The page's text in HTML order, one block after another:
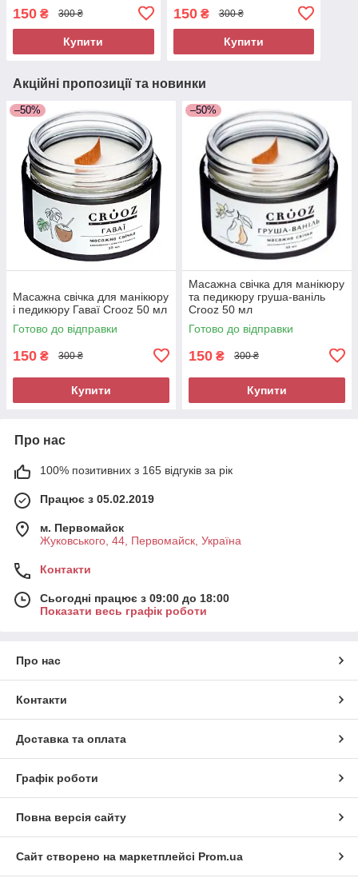
150 ₴ 300 ₴
Купити
150₴ 300 ₴
Купити
Акційні пропозиції та новинки
–50%
Масажна свічка для манікюру
і педикюру Гаваї Crooz 50 мл
Готово до відправки
150 ₴ 300 ₴
Купити
–50%
Масажна свічка для манікюру
та педикюру груша-ваніль
Crooz 50 мл
Готово до відправки
150 ₴ 300 ₴
Купити
Про нас
100% позитивних з 165 відгуків за рік
Працює з 05.02.2019
м. Первомайск
Жуковського, 44, Первомайск, Україна
Контакти
Сьогодні працює з 09:00 до 18:00
Показати весь графік роботи
Про нас
Контакти
Доставка та оплата
Графік роботи
Повна версія сайту
Сайт створено на маркетплейсі Prom.ua